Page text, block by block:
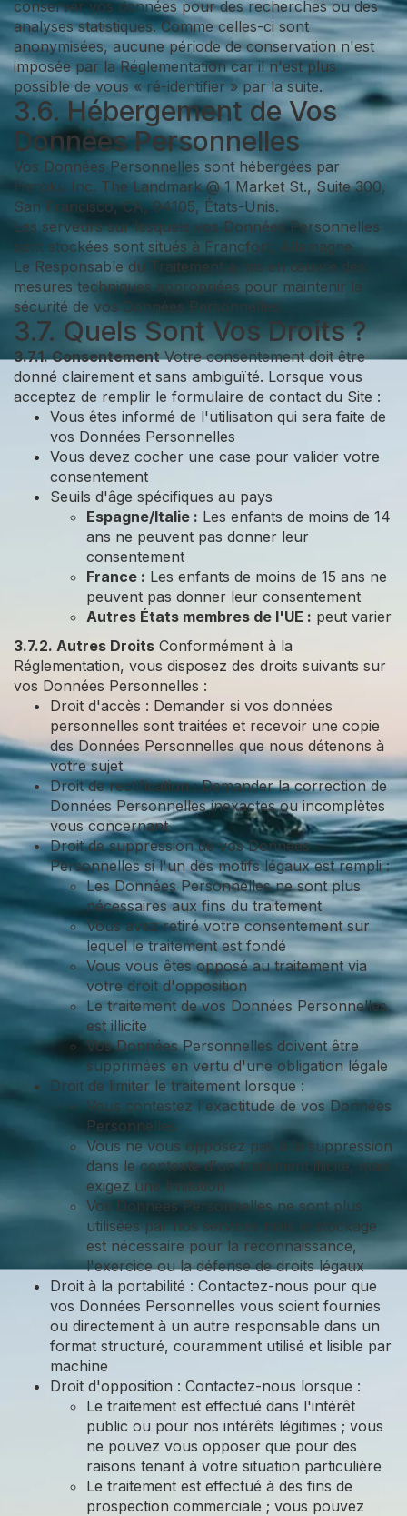
conserver vos données pour des recherches ou des
analyses statistiques. Comme celles-ci sont
anonymisées, aucune période de conservation n'est
imposée par la Réglementation car il n'est plus
possible de vous « ré-identifier » par la suite.
3.6. Hébergement de Vos
Données Personnelles
Vos Données Personnelles sont hébergées par
Heroku Inc. The Landmark @ 1 Market St., Suite 300,
San Francisco, CA, 94105, États-Unis.
Les serveurs sur lesquels vos Données Personnelles
sont stockées sont situés à Francfort, Allemagne.
Le Responsable du Traitement a mis en œuvre des
mesures techniques appropriées pour maintenir la
sécurité de vos Données Personnelles.
3.7. Quels Sont Vos Droits ?
3.7.1. ConsentementVotre consentement doit être
donné clairement et sans ambiguïté. Lorsque vous
acceptez de remplir le formulaire de contact du Site :
Vous êtes informé de l'utilisation qui sera faite de
vos Données Personnelles
Vous devez cocher une case pour valider votre
consentement
Seuils d'âge spécifiques au pays
Espagne/Italie : Les enfants de moins de 14
ans ne peuvent pas donner leur
consentement
France : Les enfants de moins de 15 ans ne
peuvent pas donner leur consentement
Autres États membres de l'UE : peut varier
3.7.2. Autres Droits Conformément à la
Réglementation, vous disposez des droits suivants sur
vos Données Personnelles :
Droit d'accès : Demander si vos données
personnelles sont traitées et recevoir une copie
des Données Personnelles que nous détenons à
votre sujet
Droit de rectification : Demander la correction de
Données Personnelles inexactes ou incomplètes
vous concernant
Droit de suppression de vos Données
Personnelles si l'un des motifs légaux est rempli :
Les Données Personnelles ne sont plus
nécessaires aux fins du traitement
Vous avez retiré votre consentement sur
lequel le traitement est fondé
Vous vous êtes opposé au traitement via
votre droit d'opposition
Le traitement de vos Données Personnelles
est illicite
Vos Données Personnelles doivent être
supprimées en vertu d'une obligation légale
Droit de limiter le traitement lorsque :
Vous contestez l'exactitude de vos Données
Personnelles
Vous ne vous opposez pas à la suppression
dans le contexte d'un traitement illicite, mais
exigez une limitation
Vos Données Personnelles ne sont plus
utilisées par nos services mais le stockage
est nécessaire pour la reconnaissance,
l'exercice ou la défense de droits légaux
Droit à la portabilité : Contactez-nous pour que
vos Données Personnelles vous soient fournies
ou directement à un autre responsable dans un
format structuré, couramment utilisé et lisible par
machine
Droit d'opposition : Contactez-nous lorsque :
Le traitement est effectué dans l'intérêt
public ou pour nos intérêts légitimes ; vous
ne pouvez vous opposer que pour des
raisons tenant à votre situation particulière
Le traitement est effectué à des fins de
prospection commerciale ; vous pouvez